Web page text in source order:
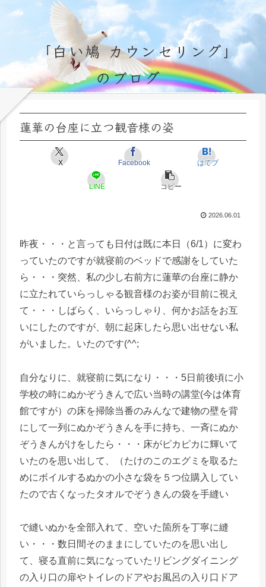
「白い鳩 カウンセリング」
のブログ
蓮華の台座に立つ観音様の姿
X Facebook はてブ
LINE コピー
2026.06.01
昨夜・・・と言っても日付は既に本日（6/1）に変わ
っていたのですが就寝前のベッドで感謝をしていた
ら・・・突然、私の少し右前方に蓮華の台座に静か
に立たれていらっしゃる観音様のお姿が目前に視え
て・・・しばらく、いらっしゃり、何かお話をお互
いにしたのですが、朝に起床したら思い出せない私
がいました。いたのです(^^;
自分なりに、就寝前に気になり・・・5日前後頃に小
学校の時にぬかぞうきんで広い当時の講堂(今は体育
館ですが）の床を掃除当番のみんなで建物の壁を背
にして一列にぬかぞうきんを手に持ち、一斉にぬか
ぞうきんがけをしたら・・・床がピカピカに輝いて
いたのを思い出して、（たけのこのエグミを取るた
めにボイルするぬかの小さな袋を５つ位購入してい
たので古くなったタオルでぞうきんの袋を手縫い
で縫いぬかを全部入れて、空いた箇所を丁寧に縫
い・・・数日間そのままにしていたのを思い出し
て、寝る直前に気になっていたリビングダイニング
の入り口の扉やトイレのドアやお風呂の入り口ドア